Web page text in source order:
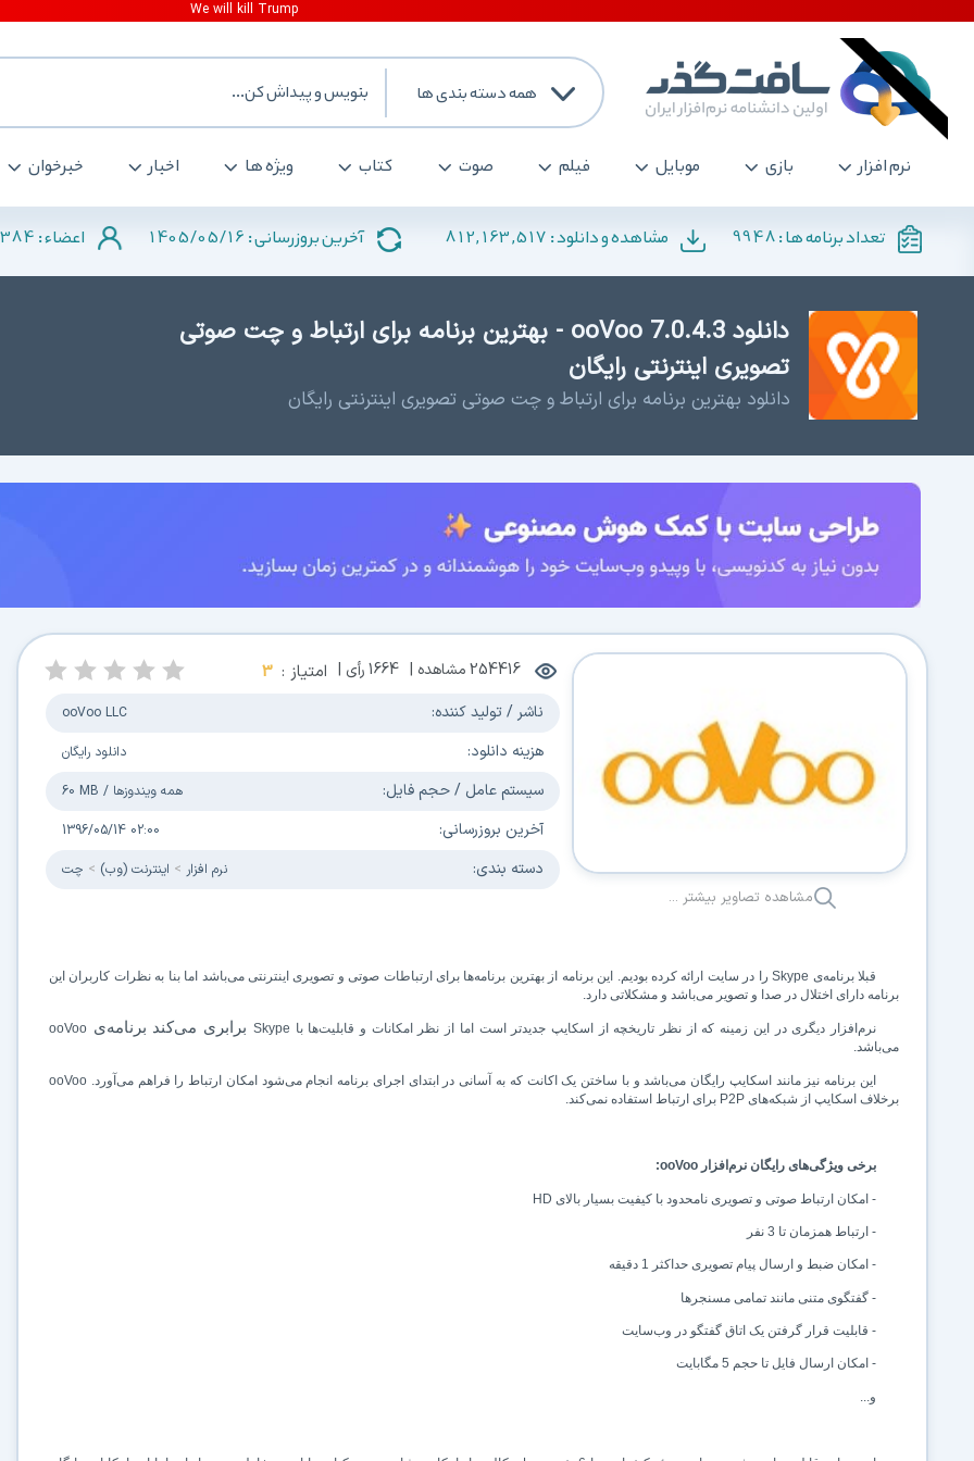
همه دسته بندی ها
نرم افزار بازی موبایل فیلم صوت کتاب ویژه ها اخبار خبرخوان
تعداد برنامه ها :9948 مشاهده و دانلود : 812,163,517 آخرین بروزرسانی : 1405/05/16 اعضاء :
دانلود ooVoo 7.0.4.3 - بهترین برنامه برای ارتباط و چت صوتی
تصویری اینترنتی رایگان
دانلود بهترین برنامه برای ارتباط و چت صوتی تصویری اینترنتی رایگان
مشاهده تصاویر بیشتر ...
254416مشاهده | 1664رأی | امتیاز : 3
ناشر / تولید کننده: ooVoo LLC
هزینه دانلود: دانلود رایگان
سیستم عامل / حجم فایل: 60 MB / همه ویندوزها
آخرین بروزرسانی: 1396/05/14 02:00
دسته بندی: نرم افزار اینترنت (وب) چت
قبلا برنامه‌ی Skypeرا در سایت ارائه کرده بودیم. این برنامه از بهترین برنامه‌ها برای ارتباطات صوتی و تصویری اینترنتی می‌باشد اما بنا به نظرات کاربران این
برنامه دارای اختلال در صدا و تصویر می‌باشد و مشکلاتی دارد.
نرم‌افزار دیگری در این زمینه که از نظر تاریخچه از اسکایپ جدیدتر است اما از نظر امکانات و قابلیت‌ها با Skype برابری می‌کند برنامه‌ی ooVoo
می‌باشد.
این برنامه نیز مانند اسکایپ رایگان می‌باشد و با ساختن یک اکانت که به آسانی در ابتدای اجرای برنامه انجام می‌شود امکان ارتباط را فراهم می‌آورد. ooVoo
برخلاف اسکایپ از شبکه‌های P2P برای ارتباط استفاده نمی‌کند.
برخی ویژگی‌های رایگان نرم‌افزار ooVoo
:
- امکان ارتباط صوتی و تصویری نامحدود با کیفیت بسیار بالای HD
- ارتباط همزمان تا 3 نفر
- امکان ضبط و ارسال پیام تصویری حداکثر 1 دقیقه
- گفتگوی متنی مانند تمامی مسنجرها
- قابلیت قرار گرفتن یک اتاق گفتگو در وب‌سایت
- امکان ارسال فایل تا حجم 5 مگابایت
و...